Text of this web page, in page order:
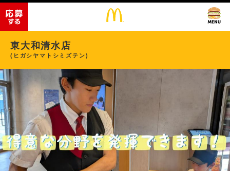
東大和清水店
(ヒガシヤマトシミズテン)